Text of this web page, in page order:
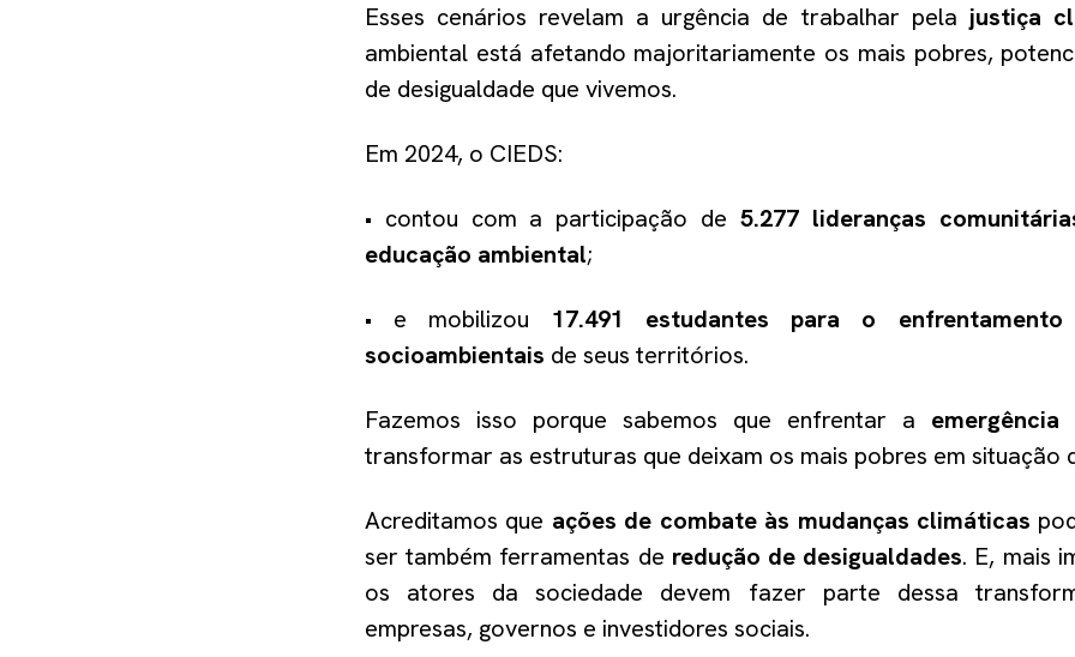
Esses cenários revelam a urgência de trabalhar pela justiça
ambiental está afetando majoritariamente os mais pobres,
de desigualdade que vivemos.
Em 2024, o CIEDS:
• contou com a participação de 5.277 lideranças
educação ambiental;
• e mobilizou 17.491 estudantes para o
socioambientais de seus territórios.
Fazemos isso porque sabemos que enfrentar a
transformar as estruturas que deixam os mais pobres em situação
Acreditamos que ações de combate às mudanças climáticas
ser também ferramentas de redução de desigualdades. E, mais
os atores da sociedade devem fazer parte dessa
empresas, governos e investidores sociais.